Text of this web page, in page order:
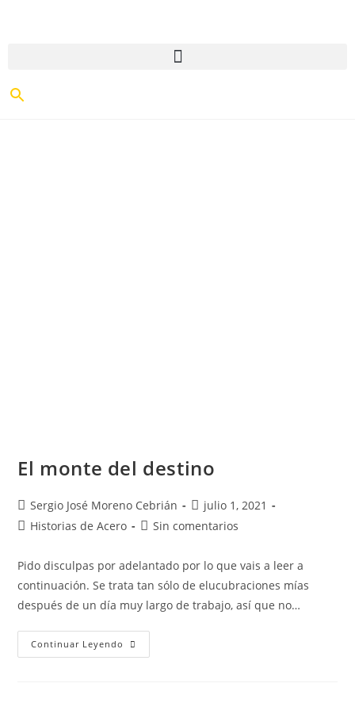
El monte del destino
Sergio José Moreno Cebrián
julio 1, 2021
Historias de Acero
Sin comentarios
Pido disculpas por adelantado por lo que vais a leer a
continuación. Se trata tan sólo de elucubraciones mías
después de un día muy largo de trabajo, así que no…
Continuar Leyendo